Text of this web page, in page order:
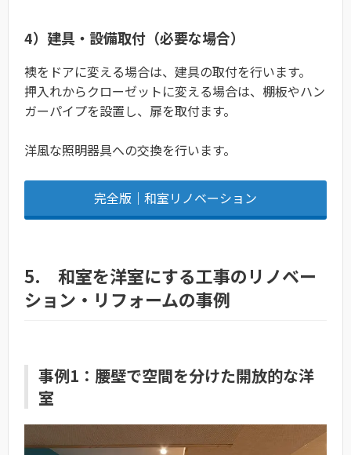
4）建具・設備取付（必要な場合）
襖をドアに変える場合は、建具の取付を行います。
押入れからクローゼットに変える場合は、棚板やハン
ガーパイプを設置し、扉を取付ます。
洋風な照明器具への交換を行います。
完全版｜和室リノベーション
5. 和室を洋室にする工事のリノベー
ション・リフォームの事例
事例1：腰壁で空間を分けた開放的な洋
室